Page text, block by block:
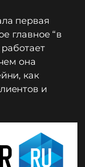
первая
главное “в
она
как
и